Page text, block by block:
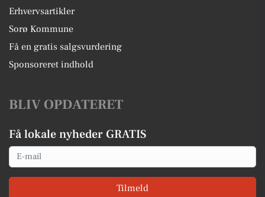
Erhvervsartikler
Sorø Kommune
Få en gratis salgsvurdering
Sponsoreret indhold
BLIV OPDATERET
Få lokale nyheder GRATIS
Email
Tilmeld